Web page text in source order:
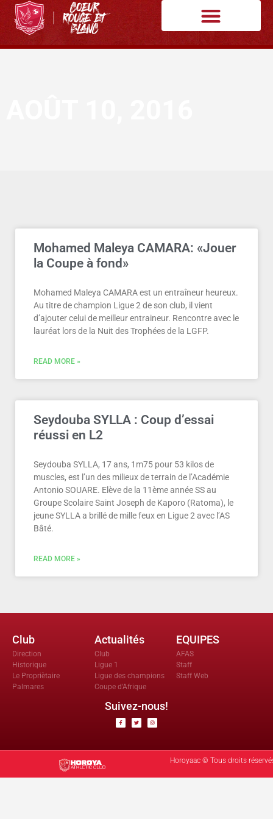
Mohamed Maleya CAMARA: «Jouer
la Coupe à fond»
Mohamed Maleya CAMARA est un entraîneur heureux.
Au titre de champion Ligue 2 de son club, il vient
d’ajouter celui de meilleur entraineur. Rencontre avec le
lauréat lors de la Nuit des Trophées de la LGFP.
READ MORE »
Seydouba SYLLA : Coup d’essai
réussi en L2
Seydouba SYLLA, 17 ans, 1m75 pour 53 kilos de
muscles, est l’un des milieux de terrain de l’Académie
Antonio SOUARE. Elève de la 11ème année SS au
Groupe Scolaire Saint Joseph de Kaporo (Ratoma), le
jeune SYLLA a brillé de mille feux en Ligue 2 avec l’AS
Bâté.
READ MORE »
Club
Direction
Historique
Le Propriètaire
Palmares
Actualités
Club
Ligue 1
Ligue des champions
Coupe d'Afrique
EQUIPES
AFAS
Staff
Staff Web
Suivez-nous!
Horoyaac © Tous droits